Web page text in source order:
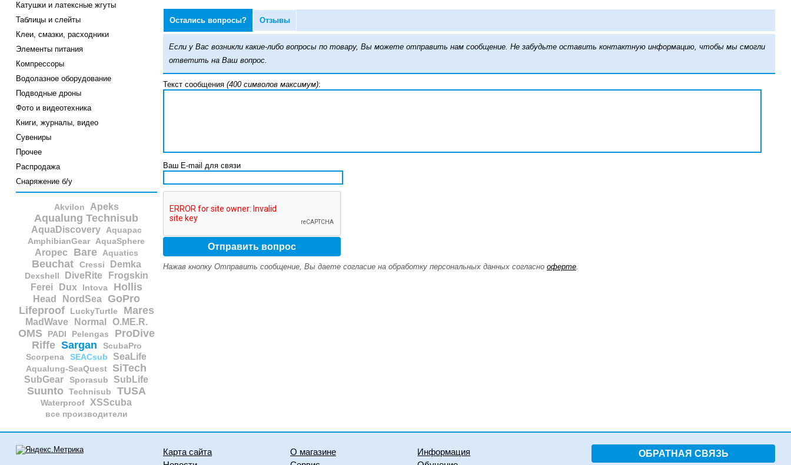
Катушки и латексные жгуты
Таблицы и слейты
Клеи, смазки, расходники
Элементы питания
Компрессоры
Водолазное оборудование
Подводные дроны
Фото и видеотехника
Книги, журналы, видео
Сувениры
Прочее
Распродажа
Снаряжение б/у
Akvilon Apeks
Aqualung Technisub
AquaDiscovery Aquapac
AmphibianGear AquaSphere
Aropec Bare Aquatics
Beuchat Cressi Demka
Dexshell DiveRite
Frogskin
Ferei
Dux Intova Hollis
Head NordSea
GoPro
Lifeproof
LuckyTurtle Mares
MadWave Normal O.ME.R.
OMS PADI Pelengas
ProDive
Riffe Sargan
ScubaPro
Scorpena
SEACsub SeaLife
Aqualung-SeaQuest SiTech
SubGear Sporasub SubLife
Suunto Technisub TUSA
Waterproof XSScuba
все производители
Остались вопросы? Отзывы
Если у Вас возникли какие-либо вопросы по товару, Вы можете отправить нам сообщение. Не забудьте оставить контактную информацию, чтобы мы смогли
ответить на Ваш вопрос.
Текст сообщения (400 символов максимум):
Ваш E-mail для связи
Нажав кнопку Отправить сообщение, Вы даете согласие на обработку персональных данных согласно оферте.
ОБРАТНАЯ СВЯЗЬ
Карта сайта О магазине
Информация